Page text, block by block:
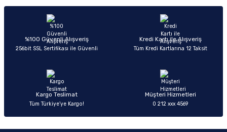
Ürün açıklamasında eksik bilgiler bulunuyor.
Ürün bilgilerinde hatalar bulunuyor.
Ürün fiyatı diğer sitelerden daha pahalı.
Sitemize ilk yorumu siz yapın!
%100 Güvenli Alışveriş
256bit SSL Sertifikası ile Güvenli
Kredi Kartı ile Alışveriş
Tüm Kredi Kartlarına 12 Taksit
Kargo Teslimat
Tüm Türkiye’ye Kargo!
Müşteri Hizmetleri
0 212 xxx 4569